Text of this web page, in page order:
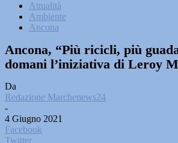
Attualità
Ambiente
Ancona
Ancona, “Più ricicli, più
domani l’iniziativa di Leroy
Da
Redazione Marchenews24
-
4 Giugno 2021
Facebook
Twitter